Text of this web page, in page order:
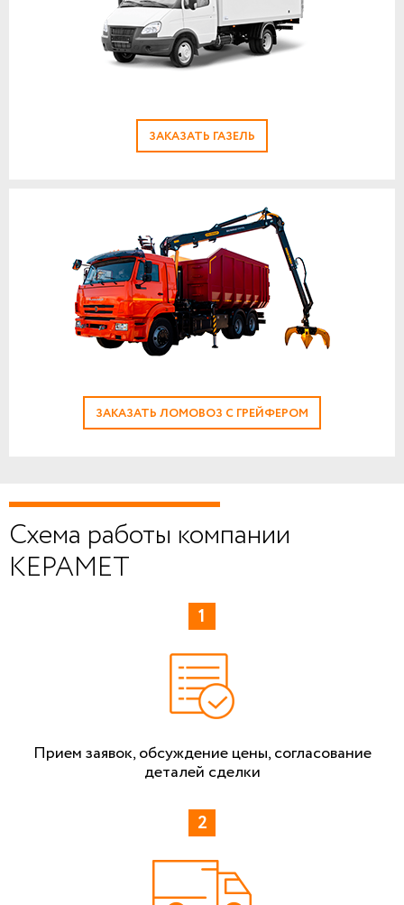
ЗАКАЗАТЬ ГАЗЕЛЬ
ЗАКАЗАТЬ ЛОМОВОЗ С ГРЕЙФЕРОМ
Схема работы компании
КЕРАМЕТ
Прием заявок, обсуждение цены, согласование
деталей сделки